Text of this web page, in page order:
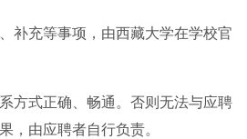
补充等事项，由西藏大学在学校官
方式正确、畅通。否则无法与应聘
，由应聘者自行负责。